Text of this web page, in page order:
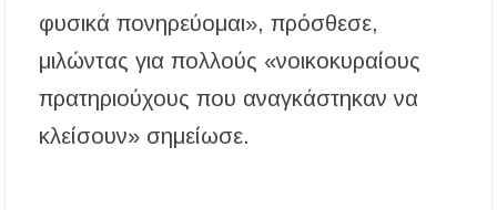
φυσικά πονηρεύομαι», πρόσθεσε,
μιλώντας για πολλούς «νοικοκυραίους
πρατηριούχους που αναγκάστηκαν να
κλείσουν» σημείωσε.